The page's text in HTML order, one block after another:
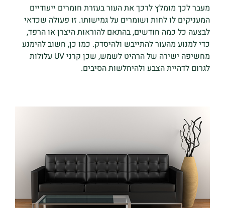
מעבר לכך מומלץ לרכך את העור בעזרת חומרים ייעודיים
המעניקים לו לחות ושומרים על גמישותו. זו פעולה שכדאי
לבצעה כל כמה חודשים, בהתאם להוראות היצרן או הרפד,
כדי למנוע מהעור להתייבש ולהיסדק. כמו כן, חשוב להימנע
מחשיפה ישירה של הרהיט לשמש, שכן קרני UV עלולות
לגרום לדהיית הצבע ולהיחלשות הסיבים.